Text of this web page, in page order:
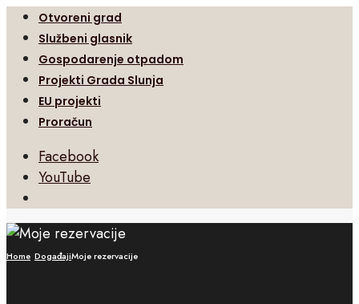
Otvoreni grad
Službeni glasnik
Gospodarenje otpadom
Projekti Grada Slunja
EU projekti
Proračun
Facebook
YouTube
Search
Window
Home DogađajiMoje rezervacije